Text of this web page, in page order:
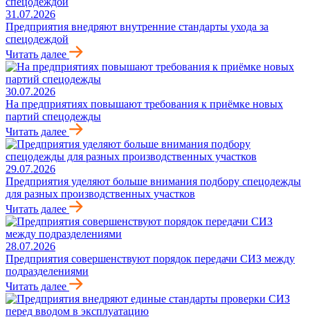
31.07.2026
Предприятия внедряют внутренние стандарты ухода за
спецодеждой
Читать далее
30.07.2026
На предприятиях повышают требования к приёмке новых
партий спецодежды
Читать далее
29.07.2026
Предприятия уделяют больше внимания подбору спецодежды
для разных производственных участков
Читать далее
28.07.2026
Предприятия совершенствуют порядок передачи СИЗ между
подразделениями
Читать далее